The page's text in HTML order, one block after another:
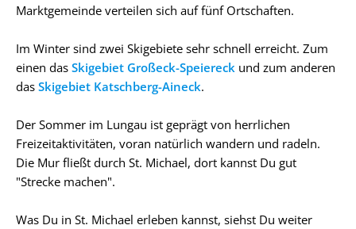
Marktgemeinde verteilen sich auf fünf Ortschaften.
Im Winter sind zwei Skigebiete sehr schnell erreicht. Zum
einen das Skigebiet Großeck-Speiereck und zum anderen
das Skigebiet Katschberg-Aineck.
Der Sommer im Lungau ist geprägt von herrlichen
Freizeitaktivitäten, voran natürlich wandern und radeln.
Die Mur fließt durch St. Michael, dort kannst Du gut
"Strecke machen".
Was Du in St. Michael erleben kannst, siehst Du weiter